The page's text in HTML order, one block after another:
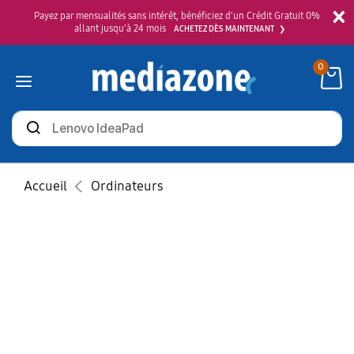
×
Payez par mensualités sans intérêt, bénéficiez d'un Crédit Gratuit 0%
allant jusqu'à 24 mois
ACHETEZ DÈS MAINTENANT
Rechercher
des
produits
0
Accueil Ordinateurs